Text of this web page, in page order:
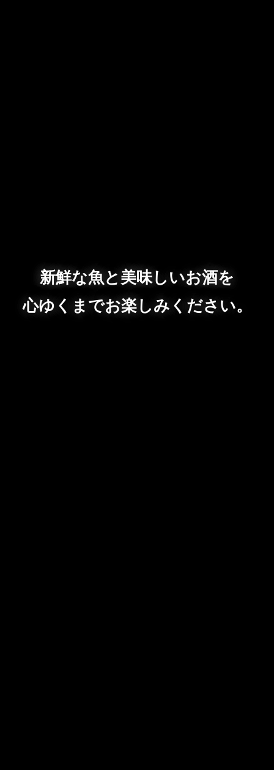
新鮮な魚と美味しいお酒を
心ゆくまでお楽しみください。